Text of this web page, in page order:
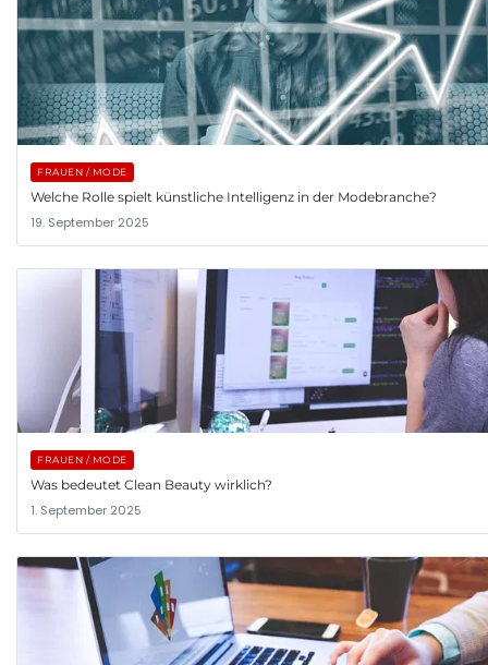
FRAUEN / MODE
Welche Rolle spielt künstliche Intelligenz in der Modebranche?
19. September 2025
FRAUEN / MODE
Was bedeutet Clean Beauty wirklich?
1. September 2025